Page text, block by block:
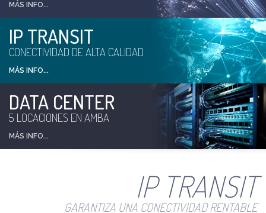
MÁS INFO...
IP TRANSIT
CONECTIVIDAD DE ALTA CALIDAD
MÁS INFO...
DATA CENTER
5 LOCACIONES EN AMBA
MÁS INFO...
IP TRANSIT
GARANTIZA UNA CONECTIVIDAD RENTABLE